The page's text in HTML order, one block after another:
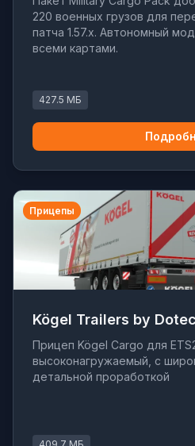
220 военных грузов для
патча 1.57.x. Автономный
всеми картами.
427.5 МБ
Прицепы
Kögel Trailers by
Прицеп Kögel Cargo для
высоконагружаемый, с
детальной проработкой